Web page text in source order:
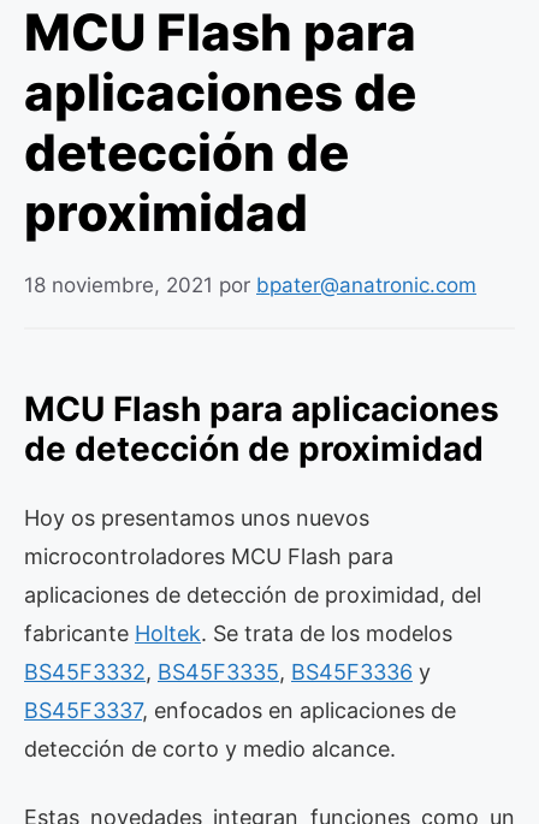
MCU Flash para
aplicaciones de
detección de
proximidad
18 noviembre, 2021 por bpater@anatronic.com
MCU Flash para aplicaciones
de detección de proximidad
Hoy os presentamos unos nuevos
microcontroladores MCU Flash para
aplicaciones de detección de proximidad, del
fabricante Holtek. Se trata de los modelos
BS45F3332, BS45F3335, BS45F3336 y
BS45F3337, enfocados en aplicaciones de
detección de corto y medio alcance.
Estas novedades integran funciones como un